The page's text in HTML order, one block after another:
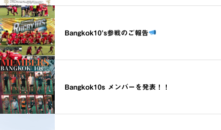
Bangkok10’s参戦のご報告
Bangkok10s メンバーを発表！！